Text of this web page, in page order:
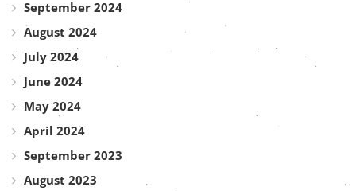
September 2024
August 2024
July 2024
June 2024
May 2024
April 2024
September 2023
August 2023